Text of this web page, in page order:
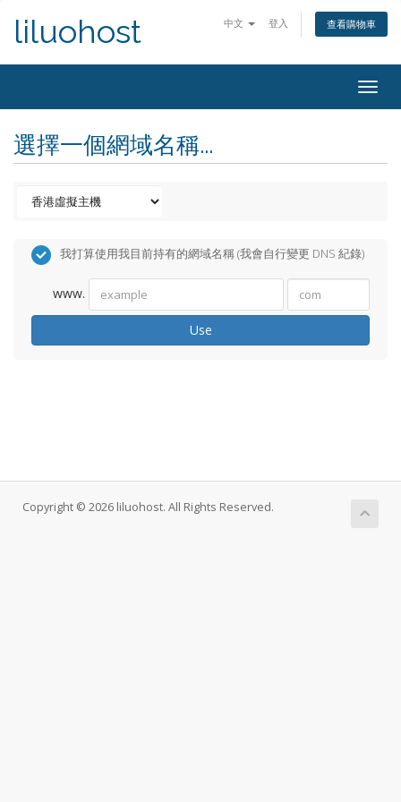
中文 登入 查看購物車
liluohost
選擇一個網域名稱...
我打算使用我目前持有的網域名稱 (我會自行變更 DNS 紀錄)
www.
Use
Copyright © 2026 liluohost. All Rights Reserved.